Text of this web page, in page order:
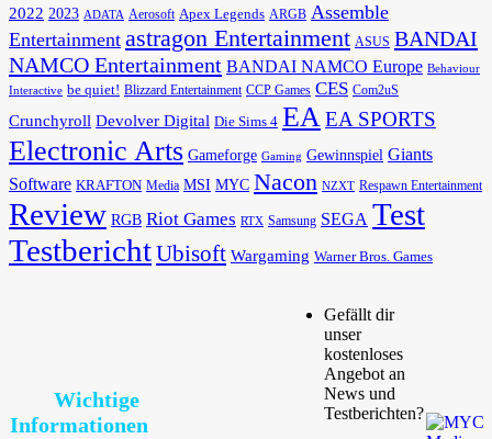
2022 2023 ADATA Aerosoft Apex Legends ARGB Assemble
Entertainment astragon Entertainment ASUS BANDAI
NAMCO Entertainment BANDAI NAMCO Europe Behaviour
Interactive be quiet! Blizzard Entertainment CCP Games CES Com2uS
Crunchyroll Devolver Digital Die Sims 4 EAEA SPORTS
Electronic Arts Gameforge Gaming Gewinnspiel Giants
Software KRAFTON Media MSI MYC Nacon NZXT Respawn Entertainment
Review RGB Riot Games RTX Samsung SEGA Test
TestberichtUbisoft Wargaming Warner Bros. Games
Wichtige
Informationen
Gefällt dir
unser
kostenloses
Angebot an
News und
Testberichten?